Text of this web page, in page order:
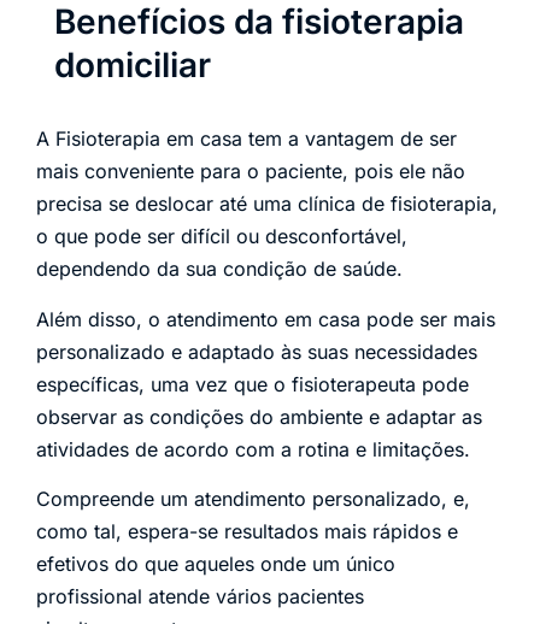
Benefícios da fisioterapia
domiciliar
A Fisioterapia em casa tem a vantagem de ser
mais conveniente para o paciente, pois ele não
precisa se deslocar até uma clínica de fisioterapia,
o que pode ser difícil ou desconfortável,
dependendo da sua condição de saúde.
Além disso, o atendimento em casa pode ser mais
personalizado e adaptado às suas necessidades
específicas, uma vez que o fisioterapeuta pode
observar as condições do ambiente e adaptar as
atividades de acordo com a rotina e limitações.
Compreende um atendimento personalizado, e,
como tal, espera-se resultados mais rápidos e
efetivos do que aqueles onde um único
profissional atende vários pacientes